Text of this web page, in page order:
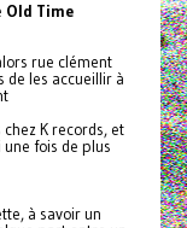
Old Time
rue clément
de les accueillir à
K records, et
fois de plus
à savoir un